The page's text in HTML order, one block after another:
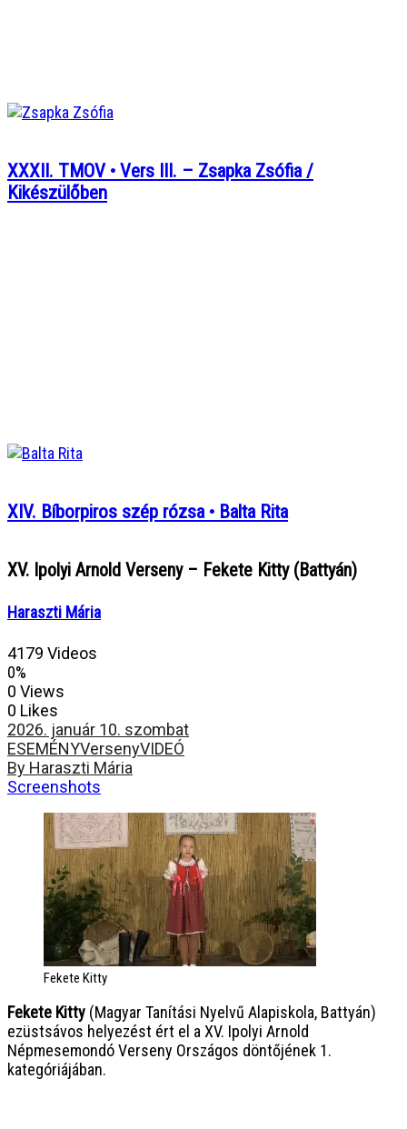
XXXII. TMOV • Vers III. – Zsapka Zsófia /
Kikészülőben
XIV. Bíborpiros szép rózsa • Balta Rita
XV. Ipolyi Arnold Verseny – Fekete Kitty (Battyán)
Haraszti Mária
4179 Videos
0%
0 Views
0 Likes
2026. január 10. szombat
ESEMÉNYVersenyVIDEÓ
By Haraszti Mária
Screenshots
Fekete Kitty
Fekete Kitty (Magyar Tanítási Nyelvű Alapiskola, Battyán)
ezüstsávos helyezést ért el a XV. Ipolyi Arnold
Népmesemondó Verseny Országos döntőjének 1.
kategóriájában.